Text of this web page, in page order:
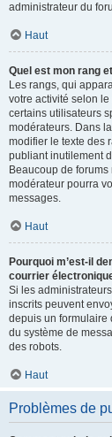
administrateur du
Haut
Quel est mon rang
Les rangs, qui
votre activité selon
certains utilisateurs
modérateurs. Dans
modifier le texte des
publiant inutilement
Beaucoup de
modérateur pourra
messages.
Haut
Pourquoi m’est-il
courrier
Si les
inscrits peuvent
depuis un formulaire
du système de
des robots.
Haut
Problèmes de